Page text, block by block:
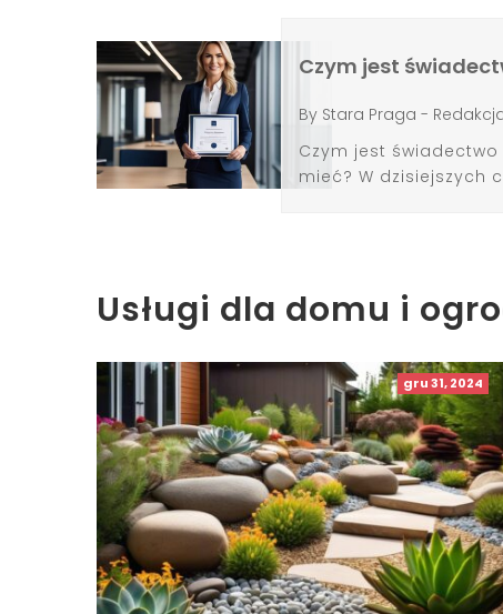
Czym jest
By Stara Praga -
Czym jest
mieć? W dzisiejszych
Usługi dla domu i
gru 31, 2024